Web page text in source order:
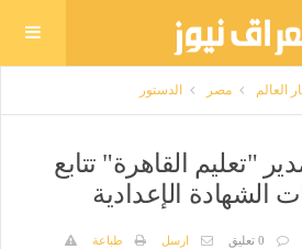
العالم مصر الدستور
مدير "تعليم القاهرة" تتابع
الشهادة الإعدادية
0 تعليق ارسل
طباعة